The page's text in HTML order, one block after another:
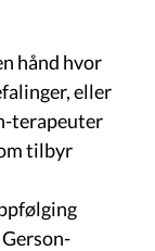
hånd hvor
eller
terapeuter
tilbyr